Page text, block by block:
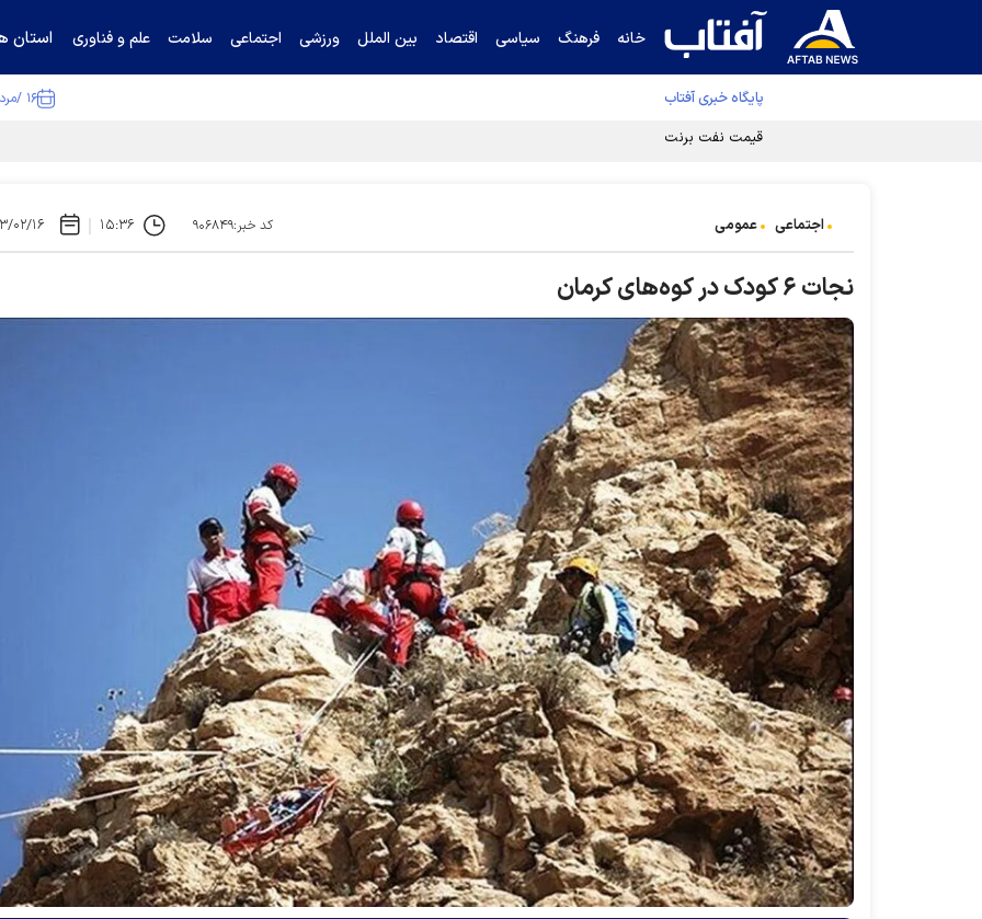
خانه فرهنگ سیاسی اقتصاد بین الملل ورزشی اجتماعی سلامت علم و فناوری استان
پایگاه خبری آفتاب ۱۶ /مرداد /۱۴۰۵
قیمت نفت برنت ۵ درصد کاهش یافت
اجتماعی عمومی کد خبر:۹۰۶۸۴۹ ۱۵:۳۶ ۱۴۰۳/
نجات ۶ کودک در کوه‌های کرمان